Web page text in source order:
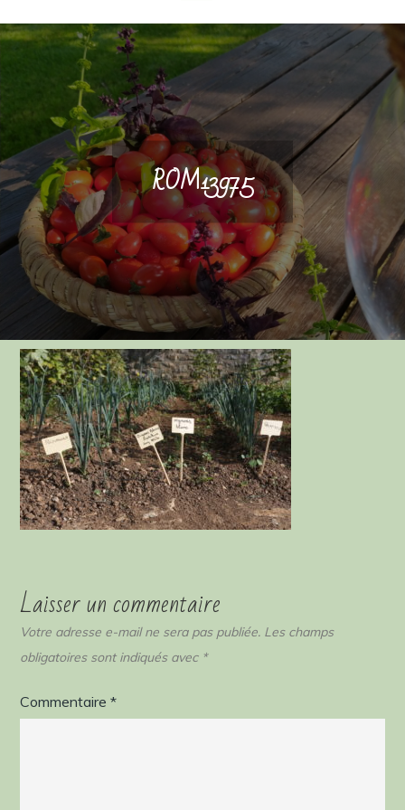
ROM13975
Laisser un commentaire
Votre adresse e-mail ne sera pas publiée. Les champs
obligatoires sont indiqués avec *
Commentaire*